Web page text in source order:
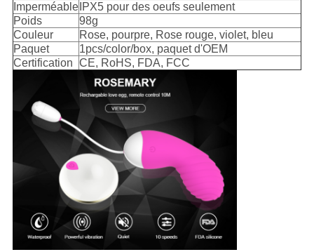
Imperméable IPX5 pour des oeufs seulement
Poids
98g
Couleur
Rose, pourpre, Rose rouge, violet, bleu
Paquet
1pcs/color/box, paquet d'OEM
Certification CE, RoHS, FDA, FCC